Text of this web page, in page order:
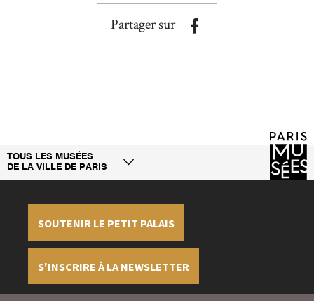
Partager sur
TOUS LES MUSÉES
DE LA VILLE DE PARIS
SOUTENIR LE PETIT PALAIS
S'INSCRIRE À LA NEWSLETTER